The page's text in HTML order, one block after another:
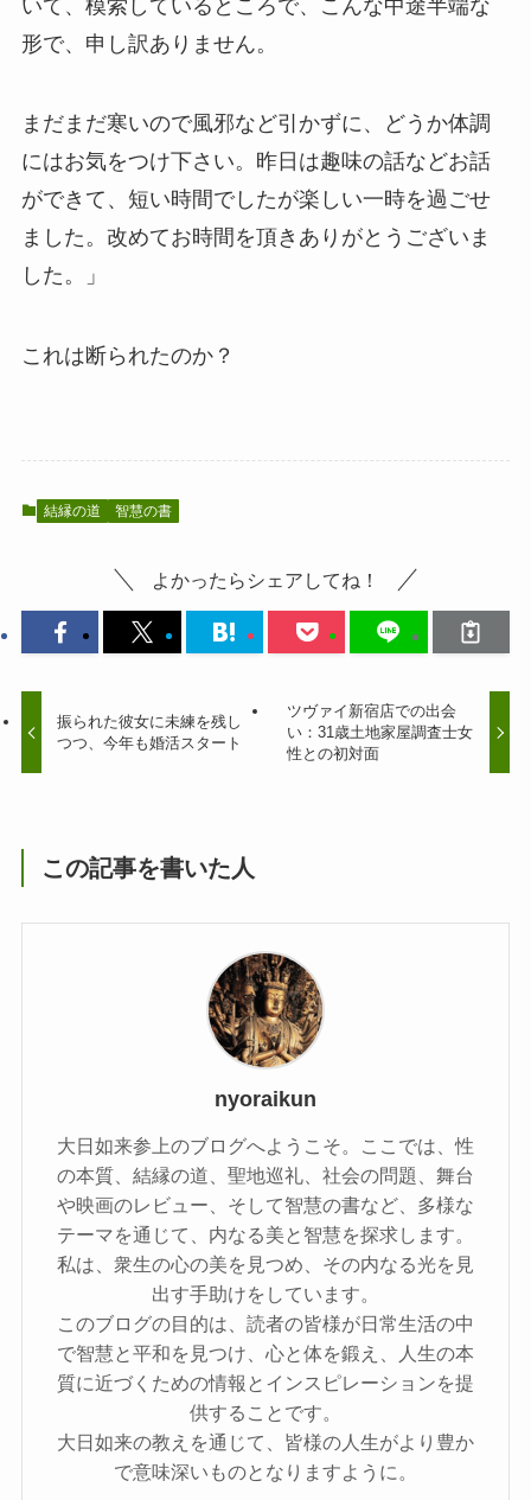
いて、模索しているところで、こんな中途半端な
形で、申し訳ありません。
まだまだ寒いので風邪など引かずに、どうか体調
にはお気をつけ下さい。昨日は趣味の話などお話
ができて、短い時間でしたが楽しい一時を過ごせ
ました。改めてお時間を頂きありがとうございま
した。」
これは断られたのか？
結縁の道 智慧の書
よかったらシェアしてね！
振られた彼女に未練を残し
つつ、今年も婚活スタート
ツヴァイ新宿店での出会
い：31歳土地家屋調査士女
性との初対面
この記事を書いた人
nyoraikun
大日如来参上のブログへようこそ。ここでは、性
の本質、結縁の道、聖地巡礼、社会の問題、舞台
や映画のレビュー、そして智慧の書など、多様な
テーマを通じて、内なる美と智慧を探求します。
私は、衆生の心の美を見つめ、その内なる光を見
出す手助けをしています。
このブログの目的は、読者の皆様が日常生活の中
で智慧と平和を見つけ、心と体を鍛え、人生の本
質に近づくための情報とインスピレーションを提
供することです。
大日如来の教えを通じて、皆様の人生がより豊か
で意味深いものとなりますように。